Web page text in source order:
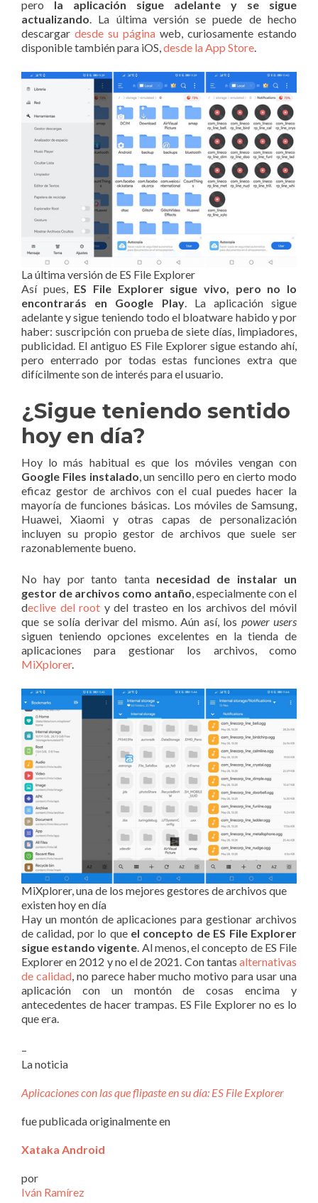
pero la aplicación sigue adelante y se sigue
actualizando. La última versión se puede de hecho
descargar desde su página web, curiosamente estando
disponible también para iOS,desde la App Store.
La última versión de ES File Explorer
Así pues, ES File Explorer sigue vivo, pero no lo
encontrarás en Google Play. La aplicación sigue
adelante y sigue teniendo todo el bloatware habido y por
haber: suscripción con prueba de siete días, limpiadores,
publicidad. El antiguo ES File Explorer sigue estando ahí,
pero enterrado por todas estas funciones extra que
difícilmente son de interés para el usuario.
¿Sigue teniendo sentido
hoy en día?
Hoy lo más habitual es que los móviles vengan con
Google Files instalado , un sencillo pero en cierto modo
eficaz gestor de archivos con el cual puedes hacer la
mayoría de funciones básicas. Los móviles de Samsung,
Huawei, Xiaomi y otras capas de personalización
incluyen su propio gestor de archivos que suele ser
razonablemente bueno.
No hay por tanto tanta necesidad de instalar un
gestor de archivos como antaño , especialmente con el
declive del root y del trasteo en los archivos del móvil
que se solía derivar del mismo. Aún así, los power users
siguen teniendo opciones excelentes en la tienda de
aplicaciones para gestionar los archivos, como
MiXplorer.
MiXplorer, una de los mejores gestores de archivos que
existen hoy en día
Hay un montón de aplicaciones para gestionar archivos
de calidad, por lo que el concepto de ES File Explorer
sigue estando vigente . Al menos, el concepto de ES File
Explorer en 2012 y no el de 2021. Con tantas alternativas
de calidad, no parece haber mucho motivo para usar una
aplicación con un montón de cosas encima y
antecedentes de hacer trampas. ES File Explorer no es lo
que era.
–
La noticia
Aplicaciones con las que flipaste en su día: ES File Explorer
fue publicada originalmente en
Xataka Android
por
Iván Ramírez